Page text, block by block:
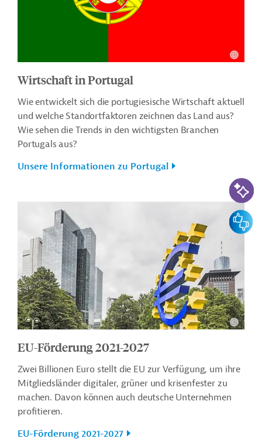
Wirtschaft in Portugal
Wie entwickelt sich die portugiesische Wirtschaft aktuell
und welche Standortfaktoren zeichnen das Land aus?
Wie sehen die Trends in den wichtigsten Branchen
Portugals aus?
Unsere Informationen zu Portugal
EU-Förderung 2021-2027
Zwei Billionen Euro stellt die EU zur Verfügung, um ihre
Mitgliedsländer digitaler, grüner und krisenfester zu
machen. Davon können auch deutsche Unternehmen
profitieren.
EU-Förderung 2021-2027
KI-